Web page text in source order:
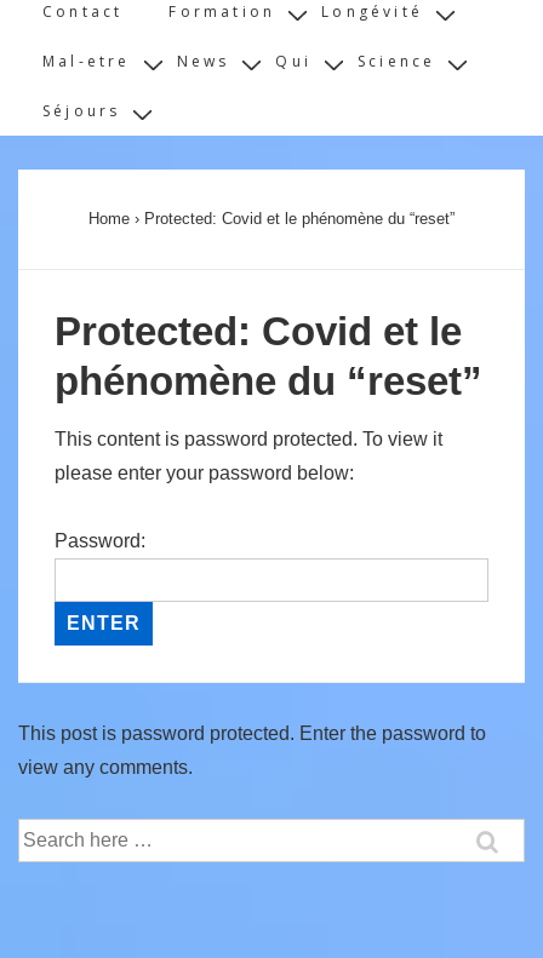
Contact Formation Longévité
Mal-etre News Qui Science
Séjours
Home › Protected: Covid et le phénomène du “reset”
Protected: Covid et le
phénomène du “reset”
This content is password protected. To view it
please enter your password below:
Password:
This post is password protected. Enter the password to
view any comments.
Search
for: